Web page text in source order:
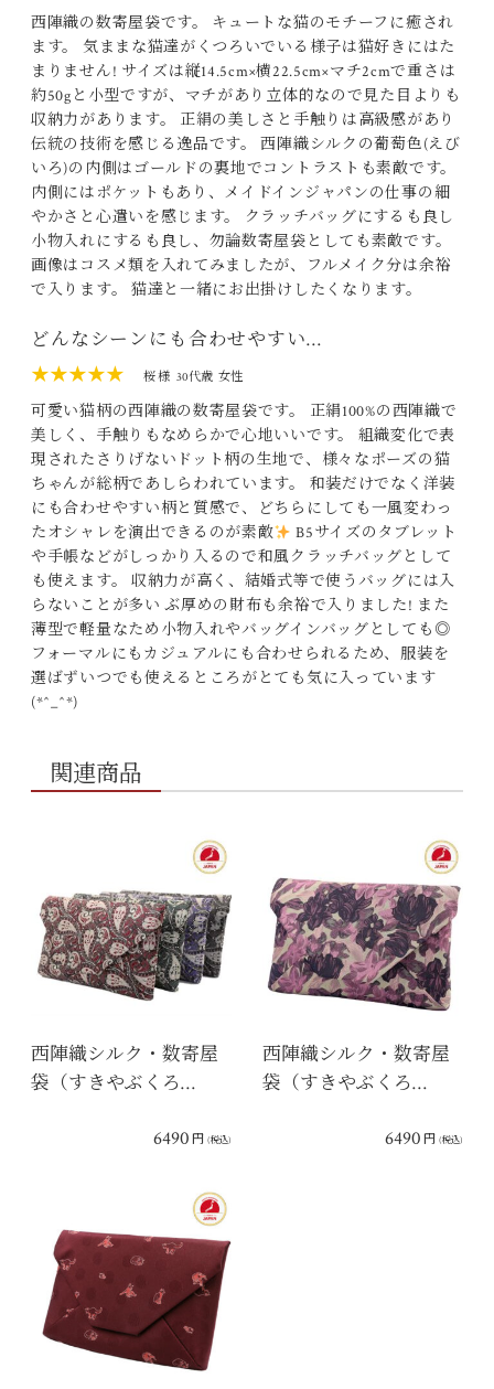
西陣織の数寄屋袋です。 キュートな猫のモチーフに癒され
ます。 気ままな猫達がくつろいでいる様子は猫好きにはた
まりません! サイズは縦14.5cm×横22.5cm×マチ2cmで重さは
約50gと小型ですが、マチがあり立体的なので見た目よりも
収納力があります。 正絹の美しさと手触りは高級感があり
伝統の技術を感じる逸品です。 西陣織シルクの葡萄色(えび
いろ)の内側はゴールドの裏地でコントラストも素敵です。
内側にはポケットもあり、メイドインジャパンの仕事の細
やかさと心遣いを感じます。 クラッチバッグにするも良し
小物入れにするも良し、勿論数寄屋袋としても素敵です。
画像はコスメ類を入れてみましたが、フルメイク分は余裕
で入ります。 猫達と一緒にお出掛けしたくなります。
どんなシーンにも合わせやすい…
★★★★★
桜 様 30代歳 女性
可愛い猫柄の西陣織の数寄屋袋です。 正絹100%の西陣織で
美しく、手触りもなめらかで心地いいです。 組織変化で表
現されたさりげないドット柄の生地で、様々なポーズの猫
ちゃんが総柄であしらわれています。 和装だけでなく洋装
にも合わせやすい柄と質感で、どちらにしても一風変わっ
たオシャレを演出できるのが素敵
B5サイズのタブレット
や手帳などがしっかり入るので和風クラッチバッグとして
も使えます。 収納力が高く、結婚式等で使うバッグには入
らないことが多い ぶ厚めの財布も余裕で入りました! また
薄型で軽量なため小物入れやバッグインバッグとしても◎
フォーマルにもカジュアルにも合わせられるため、服装を
選ばずいつでも使えるところがとても気に入っています
(*^_^*)
関連商品
西陣織シルク・数寄屋
袋（すきやぶくろ…
6490 円 (税込)
西陣織シルク・数寄屋
袋（すきやぶくろ…
6490 円 (税込)